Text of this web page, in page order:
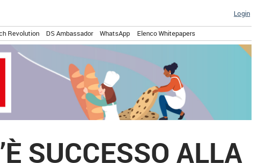
Login
Revolution DS Ambassador WhatsApp Elenco Whitepapers
SUCCESSO ALLA